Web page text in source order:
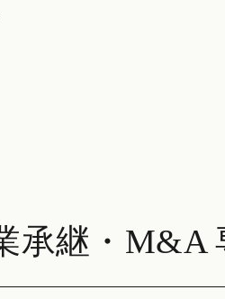
承継・M&A